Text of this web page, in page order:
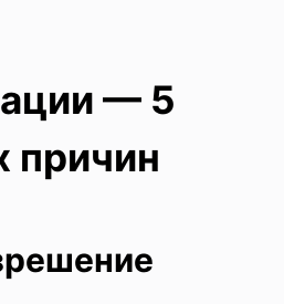
— 5
причин